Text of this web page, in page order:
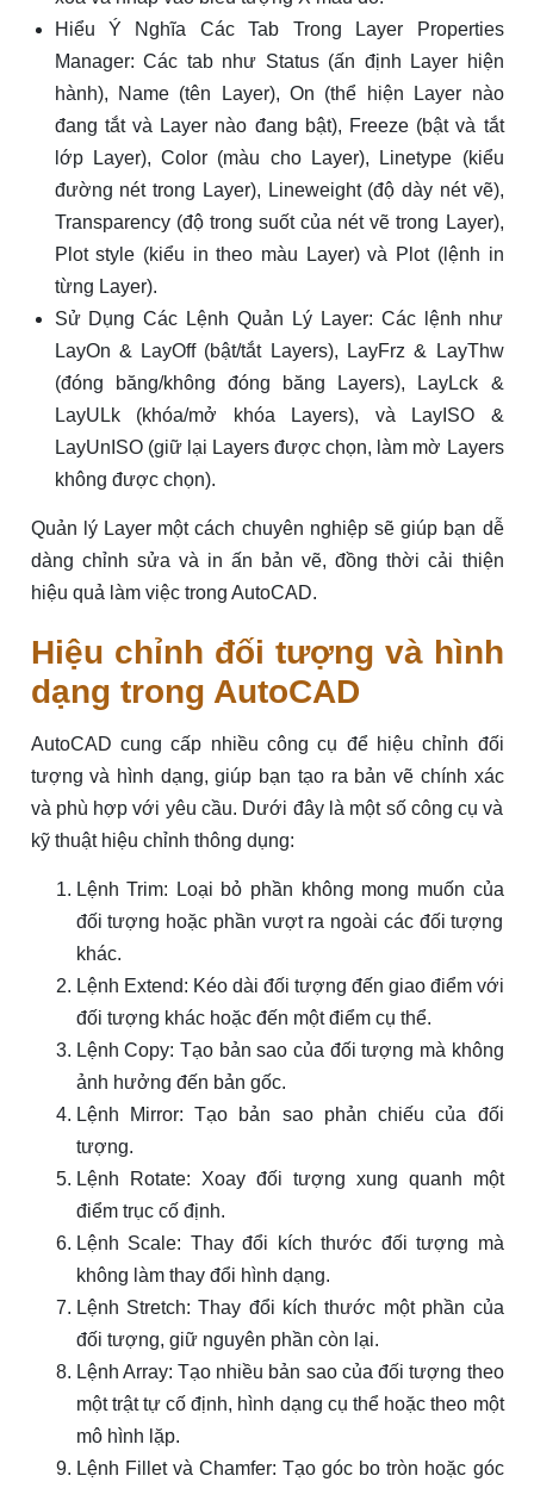
Hiểu Ý Nghĩa Các Tab Trong Layer Properties
Manager: Các tab như Status (ấn định Layer hiện
hành), Name (tên Layer), On (thể hiện Layer nào
đang tắt và Layer nào đang bật), Freeze (bật và tắt
lớp Layer), Color (màu cho Layer), Linetype (kiểu
đường nét trong Layer), Lineweight (độ dày nét vẽ),
Transparency (độ trong suốt của nét vẽ trong Layer),
Plot style (kiểu in theo màu Layer) và Plot (lệnh in
từng Layer).
Sử Dụng Các Lệnh Quản Lý Layer: Các lệnh như
LayOn & LayOff (bật/tắt Layers), LayFrz & LayThw
(đóng băng/không đóng băng Layers), LayLck &
LayULk (khóa/mở khóa Layers), và LayISO &
LayUnISO (giữ lại Layers được chọn, làm mờ Layers
không được chọn).
Quản lý Layer một cách chuyên nghiệp sẽ giúp bạn dễ
dàng chỉnh sửa và in ấn bản vẽ, đồng thời cải thiện
hiệu quả làm việc trong AutoCAD.
Hiệu chỉnh đối tượng và hình
dạng trong AutoCAD
AutoCAD cung cấp nhiều công cụ để hiệu chỉnh đối
tượng và hình dạng, giúp bạn tạo ra bản vẽ chính xác
và phù hợp với yêu cầu. Dưới đây là một số công cụ và
kỹ thuật hiệu chỉnh thông dụng:
Lệnh Trim: Loại bỏ phần không mong muốn của
đối tượng hoặc phần vượt ra ngoài các đối tượng
khác.
Lệnh Extend: Kéo dài đối tượng đến giao điểm với
đối tượng khác hoặc đến một điểm cụ thể.
Lệnh Copy: Tạo bản sao của đối tượng mà không
ảnh hưởng đến bản gốc.
Lệnh Mirror: Tạo bản sao phản chiếu của đối
tượng.
Lệnh Rotate: Xoay đối tượng xung quanh một
điểm trục cố định.
Lệnh Scale: Thay đổi kích thước đối tượng mà
không làm thay đổi hình dạng.
Lệnh Stretch: Thay đổi kích thước một phần của
đối tượng, giữ nguyên phần còn lại.
Lệnh Array: Tạo nhiều bản sao của đối tượng theo
một trật tự cố định, hình dạng cụ thể hoặc theo một
mô hình lặp.
Lệnh Fillet và Chamfer: Tạo góc bo tròn hoặc góc